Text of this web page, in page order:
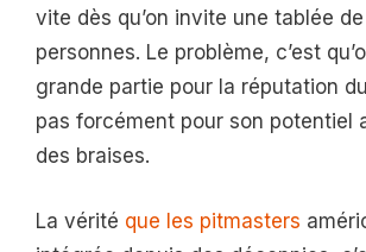
vite dès qu’on invite une tablée
personnes. Le problème, c’est
grande partie pour la réputation
pas forcément pour son potentiel
des braises.
La vérité que les pitmasters